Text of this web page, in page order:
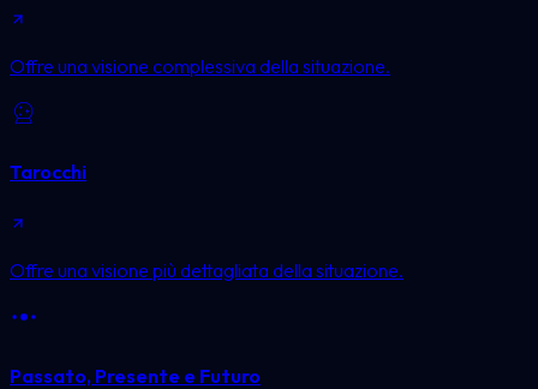
Offre una visione complessiva della situazione.
Tarocchi
Offre una visione più dettagliata della situazione.
Passato, Presente e Futuro